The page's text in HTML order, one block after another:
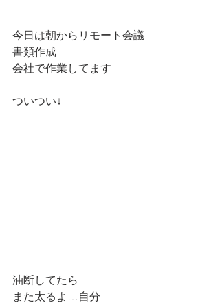
今日は朝からリモート会議
書類作成
会社で作業してます
ついつい↓
油断してたら
また太るよ…自分